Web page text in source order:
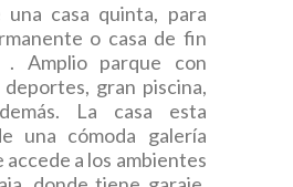
casa quinta, para
o casa de fin
. Amplio parque con
deportes, gran piscina,
La casa esta
una cómoda galería
accede a los ambientes